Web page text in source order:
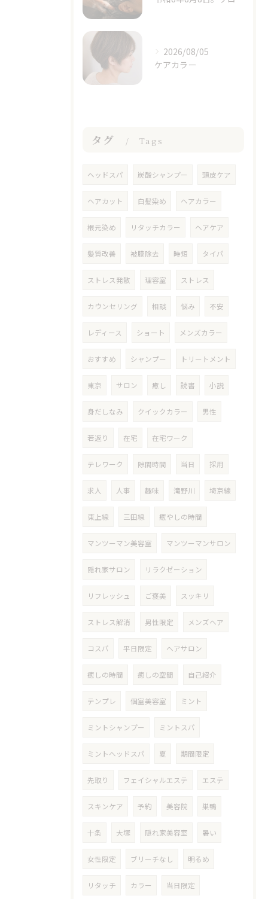
2026/08/05
ケアカラー
タグ Tags
ヘッドスパ 炭酸シャンプー 頭皮ケア
ヘアカット 白髪染め ヘアカラー
根元染め リタッチカラー ヘアケア
髪質改善 被膜除去 時短 タイパ
ストレス発散 理容室 ストレス
カウンセリング 相談 悩み 不安
レディース ショート メンズカラー
おすすめ シャンプー トリートメント
東京 サロン 癒し 読書 小説
身だしなみ クイックカラー 男性
若返り 在宅 在宅ワーク
テレワーク 隙間時間 当日 採用
求人 人事 趣味 滝野川 埼京線
東上線 三田線 癒やしの時間
マンツーマン美容室 マンツーマンサロン
隠れ家サロン リラクゼーション
リフレッシュ ご褒美 スッキリ
ストレス解消 男性限定 メンズヘア
コスパ 平日限定 ヘアサロン
癒しの時間 癒しの空間 自己紹介
テンプレ 個室美容室 ミント
ミントシャンプー ミントスパ
ミントヘッドスパ 夏 期間限定
先取り フェイシャルエステ エステ
スキンケア 予約 美容院 巣鴨
十条 大塚 隠れ家美容室 暑い
女性限定 ブリーチなし 明るめ
リタッチ カラー 当日限定